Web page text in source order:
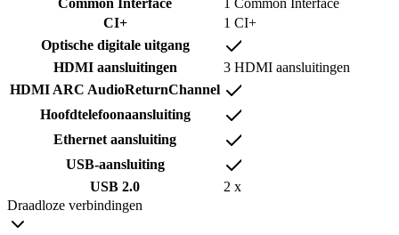
Common Interface
1 Common Interface
CI+
1 CI+
Optische digitale uitgang
HDMI aansluitingen
3 HDMI aansluitingen
HDMI ARC AudioReturnChannel
Hoofdtelefoonaansluiting
Ethernet aansluiting
USB-aansluiting
USB 2.0
2 x
Draadloze verbindingen